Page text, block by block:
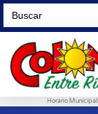
Search
for:
Horario